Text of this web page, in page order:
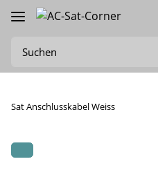
Sat Anschlusskabel Weiss